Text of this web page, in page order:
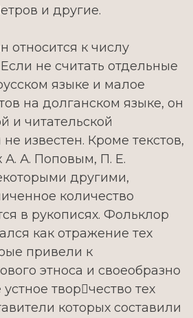
и другие.
относится к числу
не считать отдельные
языке и малое
на долганском языке, он
и читательской
известен. Кроме текстов,
А. А. Поповым, П. Е.
другими,
количество
в рукописях. Фольклор
как отражение тех
привели к
этноса и своеобразно
творчество тех
которых составили